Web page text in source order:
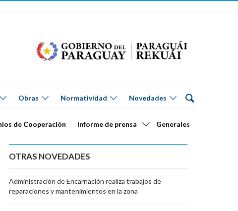
Obras Normatividad Novedades
de Cooperación Informe de prensa Generales
OTRAS NOVEDADES
Administración de Encarnación realiza trabajos de
reparaciones y mantenimientos en la zona